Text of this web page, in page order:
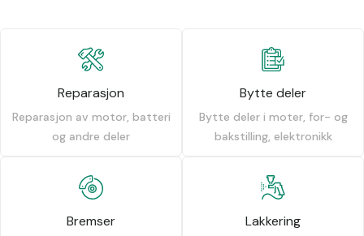
Reparasjon
Reparasjon av motor, batteri
og andre deler
Bytte deler
Bytte deler i moter, for- og
bakstilling, elektronikk
Bremser Lakkering